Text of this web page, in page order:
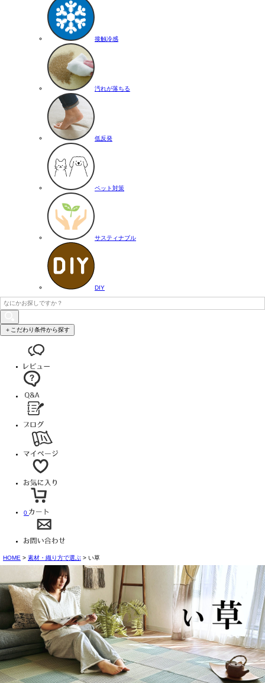
接触冷感
汚れが落ちる
低反発
ペット対策
サスティナブル
DIY
＋こだわり条件から探す
0
HOME 素材・織り方で選ぶ い草